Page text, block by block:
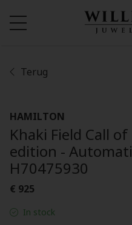
Terug
HAMILTON
Khaki Field Call
edition -
H70475930
€ 925
In stock